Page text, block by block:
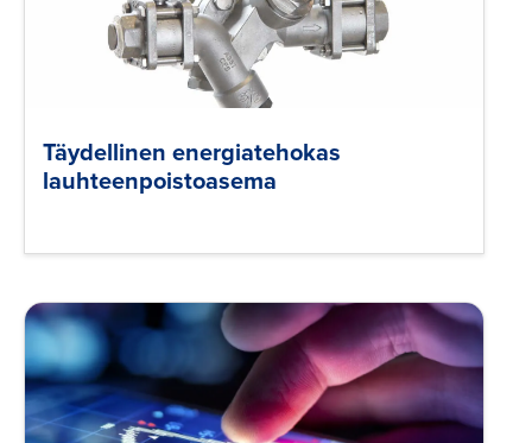
Täydellinen energiatehokas
lauhteenpoistoasema